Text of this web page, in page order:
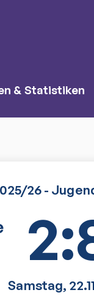
& Statistiken
26 -
Samstag,